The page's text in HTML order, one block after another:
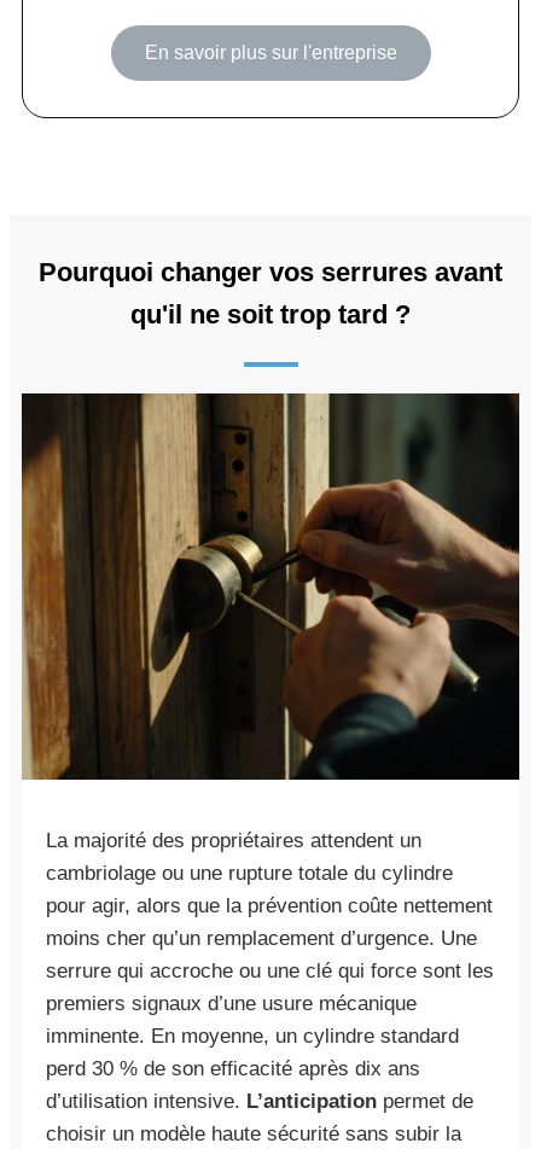
En savoir plus sur l'entreprise
Pourquoi changer vos serrures avant
qu'il ne soit trop tard ?
La majorité des propriétaires attendent un
cambriolage ou une rupture totale du cylindre
pour agir, alors que la prévention coûte nettement
moins cher qu’un remplacement d’urgence. Une
serrure qui accroche ou une clé qui force sont les
premiers signaux d’une usure mécanique
imminente. En moyenne, un cylindre standard
perd 30 % de son efficacité après dix ans
d’utilisation intensive. L’anticipation permet de
choisir un modèle haute sécurité sans subir la